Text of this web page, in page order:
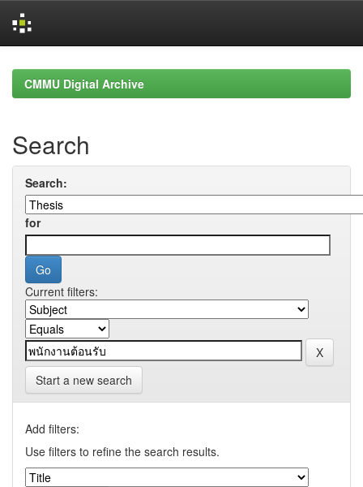
navigationCMMU Digital Archive
Search
Search:
for
Current filters:
Start a new search
Add filters:
Use filters to refine the search results.